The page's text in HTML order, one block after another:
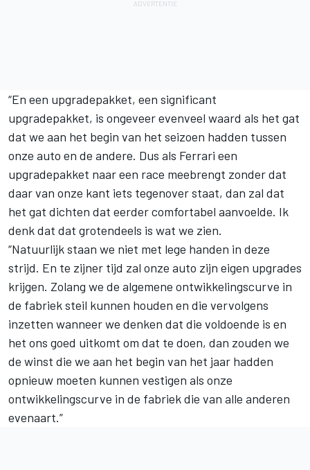
“En een upgradepakket, een significant
upgradepakket, is ongeveer evenveel waard als het gat
dat we aan het begin van het seizoen hadden tussen
onze auto en de andere. Dus als Ferrari een
upgradepakket naar een race meebrengt zonder dat
daar van onze kant iets tegenover staat, dan zal dat
het gat dichten dat eerder comfortabel aanvoelde. Ik
denk dat dat grotendeels is wat we zien.
“Natuurlijk staan we niet met lege handen in deze
strijd. En te zijner tijd zal onze auto zijn eigen upgrades
krijgen. Zolang we de algemene ontwikkelingscurve in
de fabriek steil kunnen houden en die vervolgens
inzetten wanneer we denken dat die voldoende is en
het ons goed uitkomt om dat te doen, dan zouden we
de winst die we aan het begin van het jaar hadden
opnieuw moeten kunnen vestigen als onze
ontwikkelingscurve in de fabriek die van alle anderen
evenaart.”